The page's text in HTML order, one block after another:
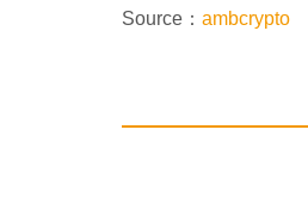
Source： ambcrypto